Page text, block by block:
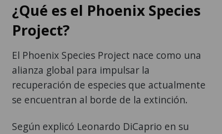
¿Qué es el Phoenix Species
Project?
El Phoenix Species Project nace como una
alianza global para impulsar la
recuperación de especies que actualmente
se encuentran al borde de la extinción.
Según explicó Leonardo DiCaprio en su